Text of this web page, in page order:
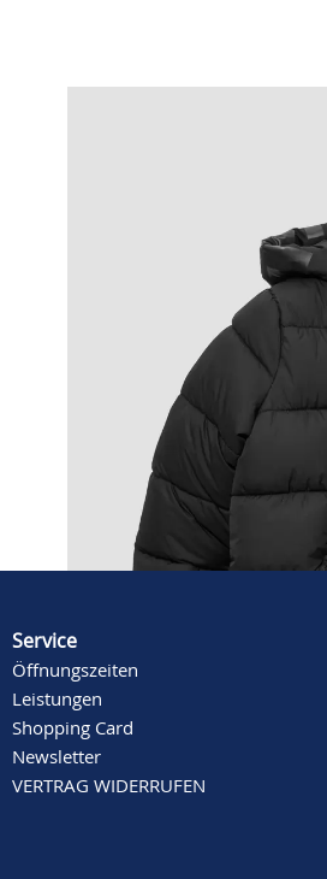
Beschreibung
Mehr
Service
Öffnungszeiten
Leistungen
Shopping Card
Newsletter
VERTRAG WIDERRUFEN